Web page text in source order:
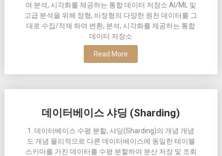
여 분석, 시각화를 제공하는 통합 데이터 저장소 AI/ML 및
고급 분석을 위해 정형, 비정형의 다양한 원천 데이터를 그
대로 수집/적재 하여 변환, 분석, 시각화를 제공하는 통합
데이터 저장소
Read More
데이터베이스 샤딩 (Sharding)
1. 데이터베이스 수평 분할, 샤딩(Sharding)의 개념 개념
도 개념 물리적으로 다른 데이터베이스에 동일한 테이블
스키마를 가진 데이터를 수평 분할하여 분산 저장 및 조회